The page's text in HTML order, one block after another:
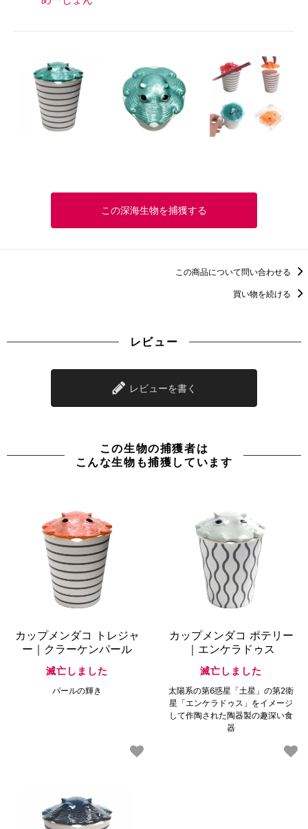
この深海生物を捕獲する
この商品について問い合わせる
買い物を続ける
レビュー
レビューを書く
この生物の捕獲者は
こんな生物も捕獲しています
カップメンダコ トレジャ
ー｜クラーケンパール
滅亡しました
パールの輝き
カップメンダコ ポテリー
｜エンケラドゥス
滅亡しました
太陽系の第6惑星「土星」の第2衛
星「エンケラドゥス」をイメージ
して作陶された陶器製の趣深い食
器